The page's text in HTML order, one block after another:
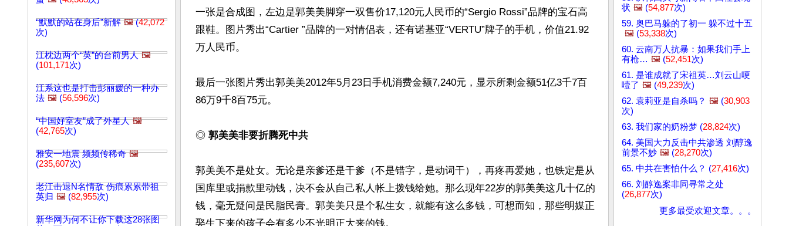
“默默的站在身后”新解 🖼️(42,072
次)
江枕边两个“英”的台前男人 🖼️
(101,171次)
江系这也是打击彭丽媛的一种办
法 🖼️ (56,596次)
“中国好室友”成了外星人 🖼️
(42,765次)
雅安一地震 频频传稀奇 🖼️
(235,607次)
老江击退N名情敌 伤痕累累带祖
英归 🖼️ (82,955次)
新华网为何不让你下载这28张图
一张是合成图，左边是郭美美脚穿一双售价17,120元人民币的“Sergio Rossi”品牌的宝石高
跟鞋。图片秀出“Cartier ”品牌的一对情侣表，还有诺基亚“VERTU”牌子的手机，价值21.92
万人民币。
最后一张图片秀出郭美美2012年5月23日手机消费金额7,240元，显示所剩金额51亿3千7百
86万9千8百75元。
◎ 郭美美非要折腾死中共
郭美美不是处女。无论是亲爹还是干爹（不是错字，是动词干），再疼再爱她，也铁定是从
国库里或捐款里动钱，决不会从自己私人帐上拨钱给她。那么现年22岁的郭美美这几十亿的
钱，毫无疑问是民脂民膏。郭美美只是个私生女，就能有这么多钱，可想而知，那些明媒正
娶生下来的孩子会有多少不光明正大来的钱。
状 🖼️ (54,877次)
59. 奥巴马躲的了初一 躲不过十五
🖼️ (53,338次)
60. 云南万人抗暴：如果我们手上
有枪… 🖼️ (52,451次)
61. 是谁成就了宋祖英…刘云山哽
噎了 🖼️ (49,239次)
62. 袁莉亚是自杀吗？ 🖼️ (30,903
次)
63. 我们家的奶粉梦 (28,824次)
64. 美国大力反击中共渗透 刘醇逸
前景不妙 🖼️ (28,270次)
65. 中共在害怕什么？ (27,416次)
66. 刘醇逸案非同寻常之处
(26,877次)
更多最受欢迎文章。。。